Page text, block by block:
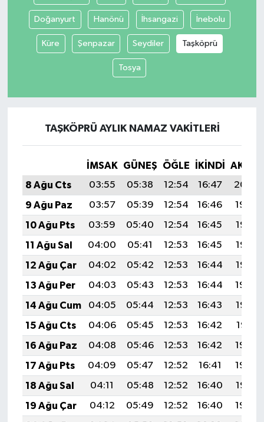
Doğanyurt Hanönü İhsangazi İnebolu
Küre Şenpazar Seydiler Taşköprü
Tosya
TAŞKÖPRÜ AYLIK NAMAZ VAKITLERI
İMSAK GÜNEŞ ÖĞLE İKINDI
8 Ağu Cts
03:55 05:38 12:54 16:47
20:00
9 Ağu Paz
03:57 05:39 12:54 16:46
19:59
10 Ağu Pts
03:59 05:40 12:54 16:45
19:58
11 Ağu Sal
04:00 05:41 12:53 16:45
19:56
12 Ağu Çar
04:02 05:42 12:53 16:44
19:55
13 Ağu Per
04:03 05:43 12:53 16:44
19:54
14 Ağu Cum
04:05 05:44 12:53 16:43
19:52
15 Ağu Cts
04:06 05:45 12:53 16:42
19:51
16 Ağu Paz
04:08 05:46 12:53 16:42
19:49
17 Ağu Pts
04:09 05:47 12:52 16:41
19:48
18 Ağu Sal
04:11 05:48 12:52 16:40
19:47
19 Ağu Çar
04:12 05:49 12:52 16:40
19:45